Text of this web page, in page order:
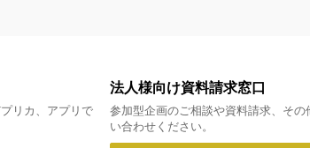
リカ、アプリで
法人様向け資料請求窓口
参加型企画のご相談や資料請求、そ
い合わせください。